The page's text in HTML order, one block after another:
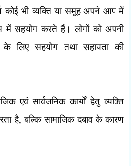
कोई भी व्यक्ति या समूह अपने आप में
में सहयोग करते हैं। लोगों को अपनी
लिए सहयोग तथा सहायता की
एवं सार्वजनिक कार्यों हेतु व्यक्ति
है,बल्कि सामाजिक दबाव के कारण